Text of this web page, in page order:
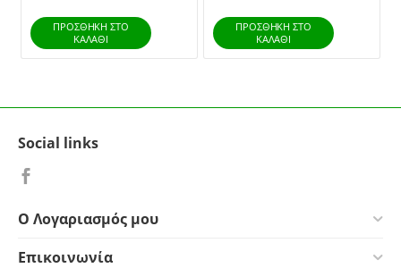
ΠΡΟΣΘΉΚΗ ΣΤΟ
ΚΑΛΆΘΙ
ΠΡΟΣΘΉΚΗ ΣΤΟ
ΚΑΛΆΘΙ
Social links
Ο Λογαριασμός μου
Επικοινωνία